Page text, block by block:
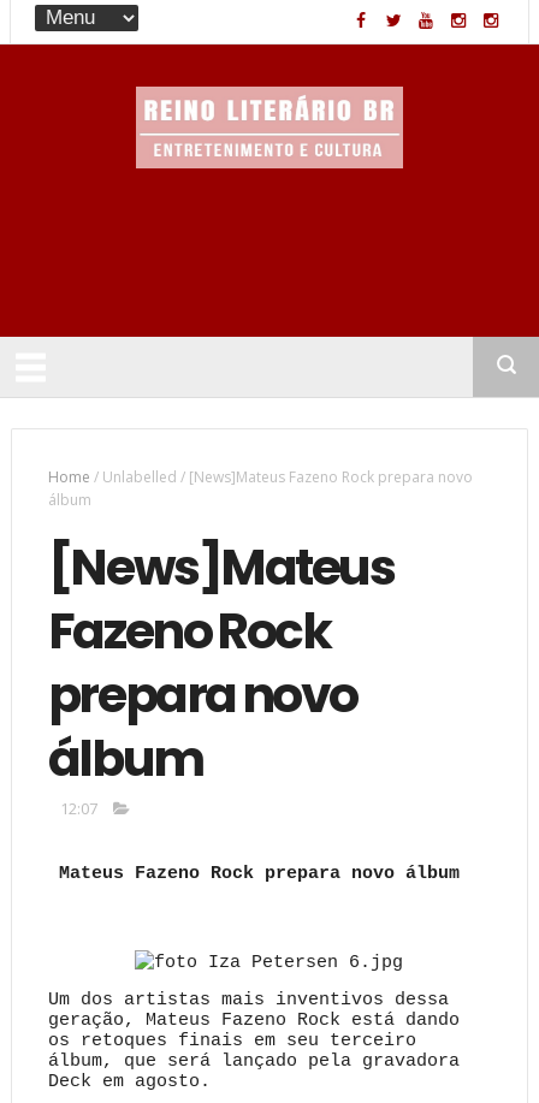
Home /Unlabelled / [News]Mateus Fazeno Rock prepara novo
álbum
[News]Mateus
Fazeno Rock
prepara novo
álbum
12:07
Mateus Fazeno Rock prepara novo álbum
Um dos artistas mais inventivos dessa
geração, Mateus Fazeno Rock está dando
os retoques finais em seu terceiro
álbum, que será lançado pela gravadora
Deck em agosto.